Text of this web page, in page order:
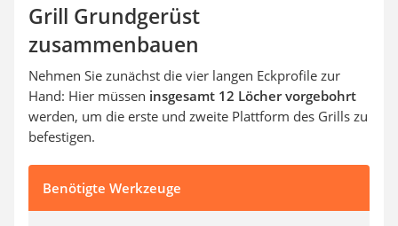
Grill Grundgerüst
zusammenbauen
Nehmen Sie zunächst die vier langen Eckprofile zur
Hand: Hier müssen insgesamt 12 Löcher vorgebohrt
werden, um die erste und zweite Plattform des Grills zu
befestigen.
Benötigte Werkzeuge